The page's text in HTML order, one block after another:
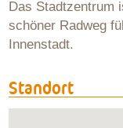
Das Stadtzentrum
schöner Radweg
Innenstadt.
Standort